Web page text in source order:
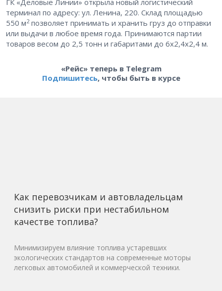
ГК «Деловые Линии» открыла новый логистический
терминал по адресу: ул. Ленина, 220. Склад площадью
550 м2позволяет принимать и хранить груз до отправки
или выдачи в любое время года. Принимаются партии
товаров весом до 2,5 тонн и габаритами до 6х2,4х2,4 м.
«Рейс» теперь в Telegram
Подпишитесь, чтобы быть в курсе
Как перевозчикам и автовладельцам
снизить риски при нестабильном
качестве топлива?
Минимизируем влияние топлива устаревших
экологических стандартов на современные моторы
легковых автомобилей и коммерческой техники.